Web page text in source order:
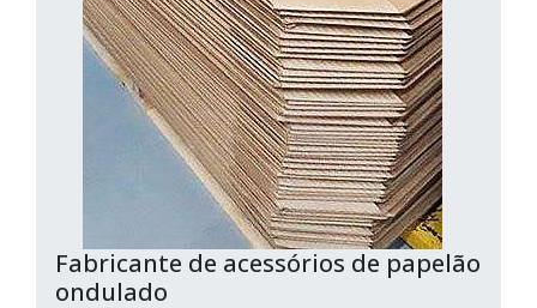
Fabricante de acessórios de papelão
ondulado